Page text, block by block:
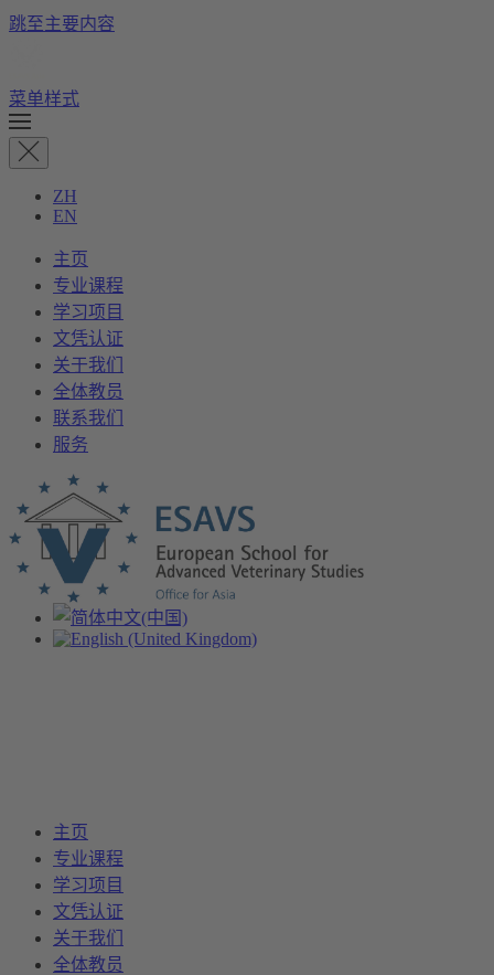
跳至主要内容
菜单样式
ZH
EN
主页
专业课程
学习项目
文凭认证
关于我们
全体教员
联系我们
服务
主页
专业课程
学习项目
文凭认证
关于我们
全体教员